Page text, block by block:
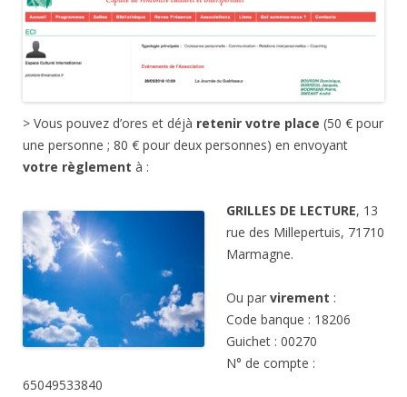
> Vous pouvez d’ores et déjà retenir votre place (50 € pour
une personne ; 80 € pour deux personnes) en envoyant
votre règlement à :
GRILLES DE LECTURE, 13
rue des Millepertuis, 71710
Marmagne.
Ou par virement :
Code banque : 18206
Guichet : 00270
N° de compte :
65049533840